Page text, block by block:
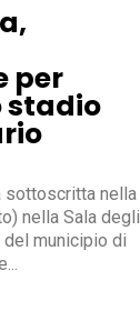
per
stadio
sottoscritta nella
nella Sala degli
municipio di